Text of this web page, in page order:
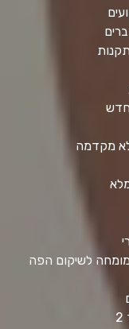
מקדמה
מומחה לשיקום הפה